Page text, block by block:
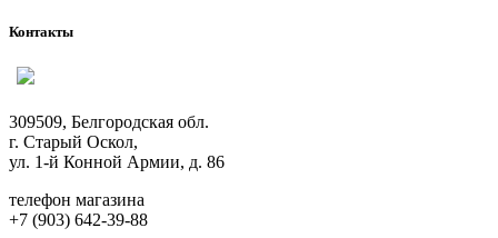
Контакты
309509, Белгородская обл.
г. Старый Оскол,
ул. 1-й Конной Армии, д. 86
телефон магазина
+7 (903) 642-39-88